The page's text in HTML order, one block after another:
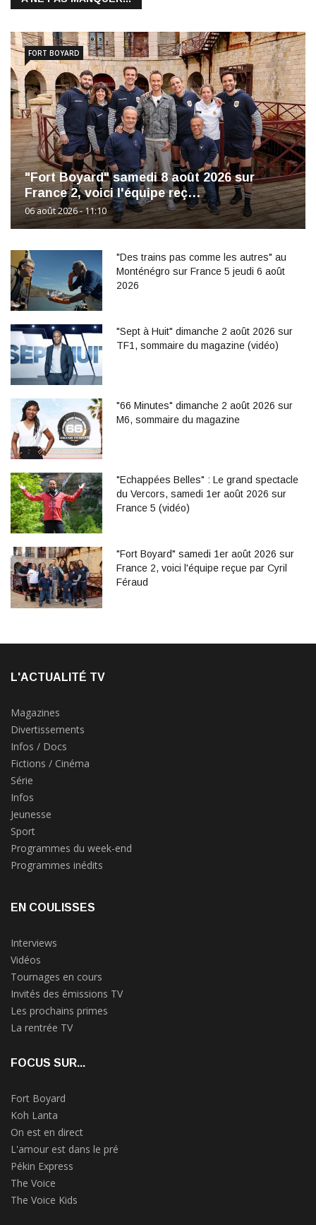
"Fort Boyard" samedi 8 août 2026 sur
France 2, voici l'équipe reç…
06 août 2026 - 11:10
FORT BOYARD
"Des trains pas comme les autres" au
Monténégro sur France 5 jeudi 6 août
2026
"Sept à Huit" dimanche 2 août 2026 sur
TF1, sommaire du magazine (vidéo)
"66 Minutes" dimanche 2 août 2026 sur
M6, sommaire du magazine
"Echappées Belles" : Le grand spectacle
du Vercors, samedi 1er août 2026 sur
France 5 (vidéo)
"Fort Boyard" samedi 1er août 2026 sur
France 2, voici l'équipe reçue par Cyril
Féraud
L'ACTUALITÉ TV
Magazines
Divertissements
Infos / Docs
Fictions / Cinéma
Série
Infos
Jeunesse
Sport
Programmes du week-end
Programmes inédits
EN COULISSES
Interviews
Vidéos
Tournages en cours
Invités des émissions TV
Les prochains primes
La rentrée TV
FOCUS SUR...
Fort Boyard
Koh Lanta
On est en direct
L'amour est dans le pré
Pékin Express
The Voice
The Voice Kids